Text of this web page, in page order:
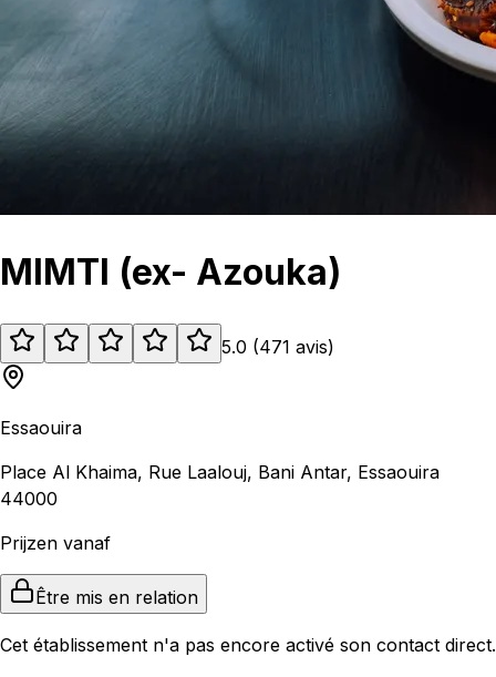
MIMTI (ex- Azouka)
5.0 (471 avis)
Essaouira
Place Al Khaima, Rue Laalouj, Bani Antar, Essaouira
44000
Prijzen vanaf
Être mis en relation
Cet établissement n'a pas encore activé son contact direct.